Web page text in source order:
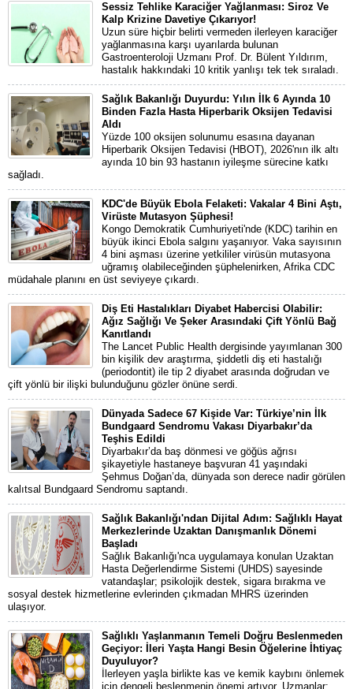
Sessiz Tehlike Karaciğer Yağlanması: Siroz Ve
Kalp Krizine Davetiye Çıkarıyor!
Uzun süre hiçbir belirti vermeden ilerleyen karaciğer
yağlanmasına karşı uyarılarda bulunan
Gastroenteroloji Uzmanı Prof. Dr. Bülent Yıldırım,
hastalık hakkındaki 10 kritik yanlışı tek tek sıraladı.
Sağlık Bakanlığı Duyurdu: Yılın İlk 6 Ayında 10
Binden Fazla Hasta Hiperbarik Oksijen Tedavisi
Aldı
Yüzde 100 oksijen solunumu esasına dayanan
Hiperbarik Oksijen Tedavisi (HBOT), 2026'nın ilk altı
ayında 10 bin 93 hastanın iyileşme sürecine katkı
sağladı.
KDC'de Büyük Ebola Felaketi: Vakalar 4 Bini Aştı,
Virüste Mutasyon Şüphesi!
Kongo Demokratik Cumhuriyeti'nde (KDC) tarihin en
büyük ikinci Ebola salgını yaşanıyor. Vaka sayısının
4 bini aşması üzerine yetkililer virüsün mutasyona
uğramış olabileceğinden şüphelenirken, Afrika CDC
müdahale planını en üst seviyeye çıkardı.
Diş Eti Hastalıkları Diyabet Habercisi Olabilir:
Ağız Sağlığı Ve Şeker Arasındaki Çift Yönlü Bağ
Kanıtlandı
The Lancet Public Health dergisinde yayımlanan 300
bin kişilik dev araştırma, şiddetli diş eti hastalığı
(periodontit) ile tip 2 diyabet arasında doğrudan ve
çift yönlü bir ilişki bulunduğunu gözler önüne serdi.
Dünyada Sadece 67 Kişide Var: Türkiye’nin İlk
Bundgaard Sendromu Vakası Diyarbakır’da
Teşhis Edildi
Diyarbakır’da baş dönmesi ve göğüs ağrısı
şikayetiyle hastaneye başvuran 41 yaşındaki
Şehmus Doğan’da, dünyada son derece nadir görülen
kalıtsal Bundgaard Sendromu saptandı.
Sağlık Bakanlığı'ndan Dijital Adım: Sağlıklı Hayat
Merkezlerinde Uzaktan Danışmanlık Dönemi
Başladı
Sağlık Bakanlığı'nca uygulamaya konulan Uzaktan
Hasta Değerlendirme Sistemi (UHDS) sayesinde
vatandaşlar; psikolojik destek, sigara bırakma ve
sosyal destek hizmetlerine evlerinden çıkmadan MHRS üzerinden
ulaşıyor.
Sağlıklı Yaşlanmanın Temeli Doğru Beslenmeden
Geçiyor: İleri Yaşta Hangi Besin Öğelerine İhtiyaç
Duyuluyor?
İlerleyen yaşla birlikte kas ve kemik kaybını önlemek
için dengeli beslenmenin önemi artıyor. Uzmanlar;